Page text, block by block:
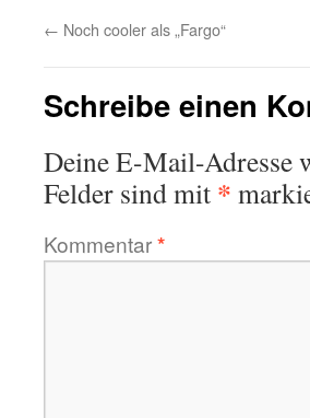
← Noch cooler als „Fargo“
Schreibe einen
Deine E-Mail-Adresse
Felder sind mit *
Kommentar*